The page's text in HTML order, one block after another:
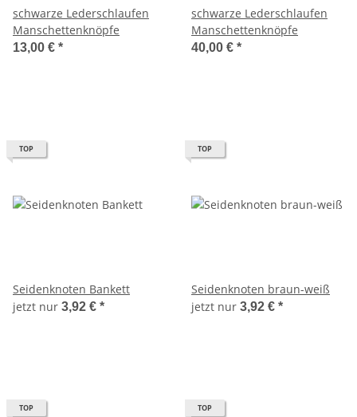
schwarze Lederschlaufen
Manschettenknöpfe
13,00 € *
schwarze Lederschlaufen
Manschettenknöpfe
40,00 € *
TOP
Seidenknoten Bankett
jetzt nur 3,92 € *
TOP
Seidenknoten braun-weiß
jetzt nur 3,92 € *
TOP TOP